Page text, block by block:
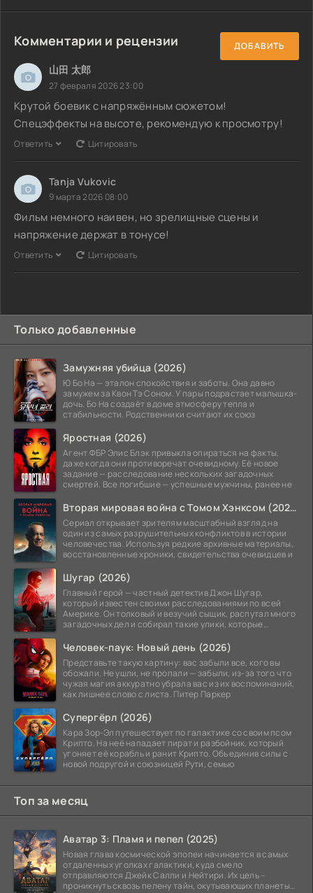
Комментарии и рецензии ДОБАВИТЬ
山田 太郎
27 февраля 2026 23:00
Крутой боевик с напряжённым сюжетом!
Спецэффекты на высоте, рекомендую к просмотру!
Ответить Цитировать
Tanja Vukovic
9 марта 2026 08:00
Фильм немного наивен, но зрелищные сцены и
напряжение держат в тонусе!
Ответить Цитировать
Только добавленные
Замужняя убийца (2026)
Ю Бо На — эталон спокойствия и заботы. Она давно
замужем за Квон Тэ Соном. У пары подрастает малышка-
дочь. Бо На создаёт в доме атмосферу тепла и
стабильности. Родственники считают их союз
Яростная (2026)
Агент ФБР Элис Блэк привыкла опираться на факты,
даже когда они противоречат очевидному. Её новое
задание — расследование нескольких загадочных
смертей. Все погибшие — успешные мужчины, ранее не
Вторая мировая война с Томом Хэнксом (2026)
Сериал открывает зрителям масштабный взгляд на
один из самых разрушительных конфликтов в истории
человечества. Используя редкие архивные материалы,
восстановленные хроники, свидетельства очевидцев и
Шугар (2026)
Главный герой — частный детектив Джон Шугар,
который известен своими расследованиями по всей
Америке. Он толковый и везучий сыщик, распутал много
загадочных дел и собирал такие улики, которые
Человек-паук: Новый день (2026)
Представьте такую картину: вас забыли все, кого вы
обожали. Не ушли, не пропали — забыли, из-за того что
чужая магия аккуратно убрала вас из их воспоминаний,
как лишнее слово с листа. Питер Паркер
Супергёрл (2026)
Кара Зор-Эл путешествует по галактике со своим псом
Крипто. На неё нападает пират и разбойник, который
угоняет её корабль и ранит Крипто. Объединив силы с
новой подругой и союзницей Рути, семью
Топ за месяц
Аватар 3: Пламя и пепел (2025)
Новая глава космической эпопеи начинается в самых
отдаленных уголках галактики, куда смело
отправляются Джейк Салли и Нейтири. Их цель –
проникнуть сквозь пелену тайн, окутывающих планеты